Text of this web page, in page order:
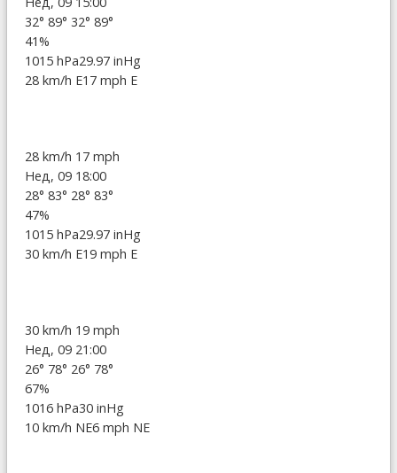
32° 89° 32° 89°
41%
1015 hPa29.97 inHg
28 km/h E17 mph E
28 km/h 17 mph
Нед, 09 18:00
28° 83° 28° 83°
47%
1015 hPa29.97 inHg
30 km/h E19 mph E
30 km/h 19 mph
Нед, 09 21:00
26° 78° 26° 78°
67%
1016 hPa30 inHg
10 km/h NE6 mph NE